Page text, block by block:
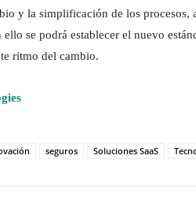
y la simplificación de los procesos,
se podrá establecer el nuevo
ritmo del cambio.
seguros Soluciones SaaS